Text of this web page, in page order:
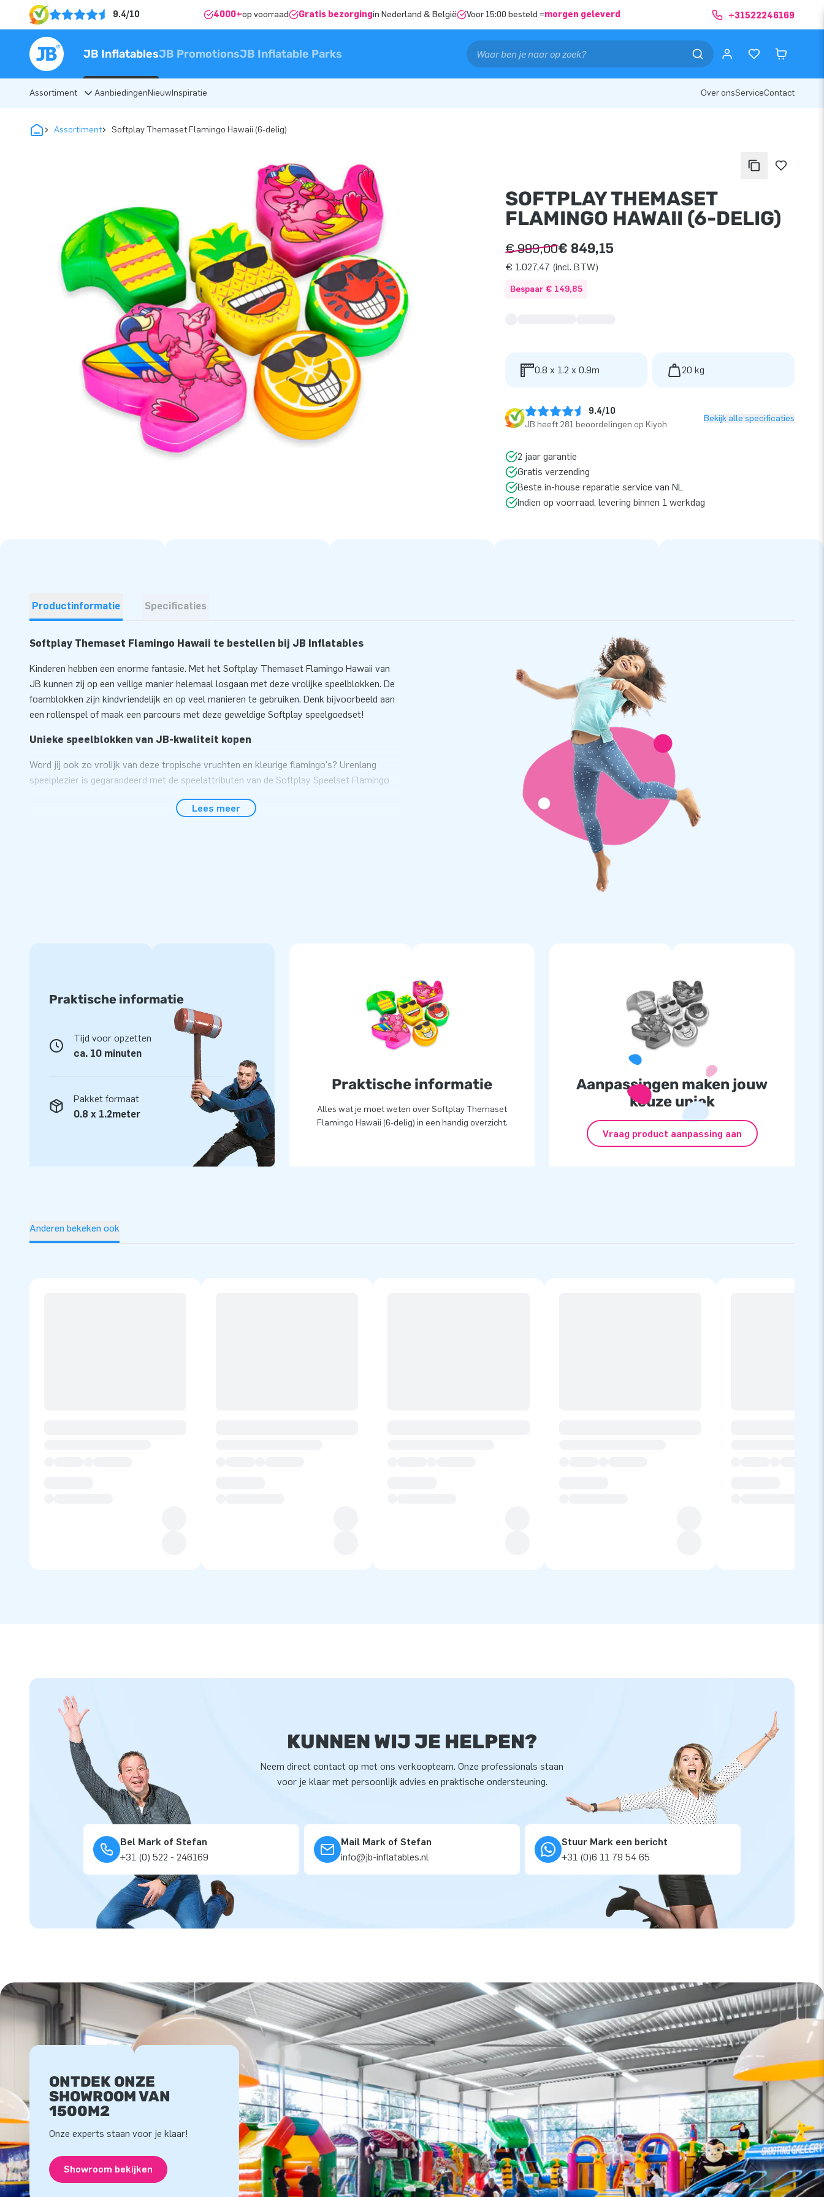
9.4/10 4000+op voorraad Gratis bezorgingin Nederland & België Voor 15:00 besteld =morgen geleverd +31522246169
JB InflatablesJB PromotionsJB Inflatable Parks
Assortiment AanbiedingenNieuwInspiratie Over onsServiceContact
Assortiment Softplay Themaset Flamingo Hawaii (6-delig)
SOFTPLAY THEMASET
FLAMINGO HAWAII (6-DELIG)
€ 999,00€ 849,15
€ 1.027,47 (incl. BTW)
Bespaar € 149,85
0.8 x 1.2 x 0.9m 20 kg
9.4/10
JB heeft 281 beoordelingen op Kiyoh
Bekijk alle specificaties
2 jaar garantie
Gratis verzending
Beste in-house reparatie service van NL
Indien op voorraad, levering binnen 1 werkdag
Productinformatie Specificaties
Softplay Themaset Flamingo Hawaii te bestellen bij JB Inflatables
Kinderen hebben een enorme fantasie. Met het Softplay Themaset Flamingo Hawaii van
JB kunnen zij op een veilige manier helemaal losgaan met deze vrolijke speelblokken. De
foamblokken zijn kindvriendelijk en op veel manieren te gebruiken. Denk bijvoorbeeld aan
een rollenspel of maak een parcours met deze geweldige Softplay speelgoedset!
Unieke speelblokken van JB-kwaliteit kopen
Word jij ook zo vrolijk van deze tropische vruchten en kleurige flamingo's? Urenlang
speelplezier is gegarandeerd met de speelattributen van de Softplay Speelset Flamingo
jarenlang speelplezier, perfect voor gebruik in wachtkamers, restaurants en speelparken.
Lees meer
Praktische informatie
Tijd voor opzetten
ca. 10 minuten
Pakket formaat
0.8 x 1.2meter
Praktische informatie
Alles wat je moet weten over Softplay Themaset
Flamingo Hawaii (6-delig) in een handig overzicht.
Aanpassingen maken jouw
keuze uniek
Vraag product aanpassing aan
Anderen bekeken ook
KUNNEN WIJ JE HELPEN?
Neem direct contact op met ons verkoopteam. Onze professionals staan
voor je klaar met persoonlijk advies en praktische ondersteuning.
Bel Mark of Stefan
+31 (0) 522 - 246169
Mail Mark of Stefan
info@jb-inflatables.nl
Stuur Mark een bericht
+31 (0)6 11 79 54 65
ONTDEK ONZE
SHOWROOM VAN
1500M2
Onze experts staan voor je klaar!
Showroom bekijken